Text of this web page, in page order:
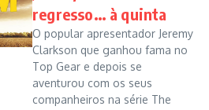
regresso… à quinta
O popular apresentador Jeremy
Clarkson que ganhou fama no
Top Gear e depois se
aventurou com os seus
companheiros na série The